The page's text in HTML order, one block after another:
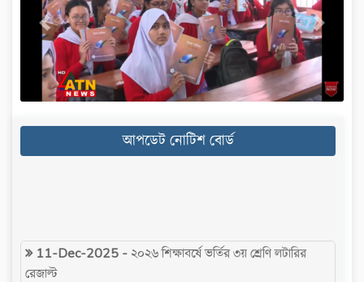
Previous Next
আপডেট নোটিশ বোর্ড
11-Dec-2025 -২০২৬ শিক্ষাবর্ষে ভর্তির ৩য় শ্রেণি লটারির
রেজাল্ট